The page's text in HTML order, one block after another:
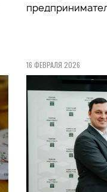
16 ФЕВРАЛЯ 2026